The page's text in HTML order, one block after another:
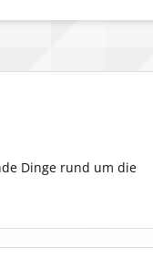
Dinge rund um die